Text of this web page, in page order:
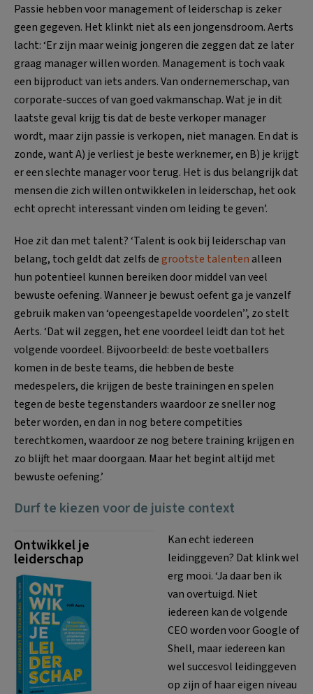
Passie hebben voor management of leiderschap is zeker
geen gegeven. Het klinkt niet als een jongensdroom. Aerts
lacht: ‘Er zijn maar weinig jongeren die zeggen dat ze later
graag manager willen worden. Management is toch vaak
een bijproduct van iets anders. Van ondernemerschap, van
corporate-succes of van goed vakmanschap. Wat je in dit
laatste geval krijg tis dat de beste verkoper manager
wordt, maar zijn passie is verkopen, niet managen. En dat is
zonde, want A) je verliest je beste werknemer, en B) je krijgt
er een slechte manager voor terug. Het is dus belangrijk dat
mensen die zich willen ontwikkelen in leiderschap, het ook
echt oprecht interessant vinden om leiding te geven’.
Hoe zit dan met talent? ‘Talent is ook bij leiderschap van
belang, toch geldt dat zelfs degrootste talentenalleen
hun potentieel kunnen bereiken door middel van veel
bewuste oefening. Wanneer je bewust oefent ga je vanzelf
gebruik maken van ‘opeengestapelde voordelen’’, zo stelt
Aerts. ‘Dat wil zeggen, het ene voordeel leidt dan tot het
volgende voordeel. Bijvoorbeeld: de beste voetballers
komen in de beste teams, die hebben de beste
medespelers, die krijgen de beste trainingen en spelen
tegen de beste tegenstanders waardoor ze sneller nog
beter worden, en dan in nog betere competities
terechtkomen, waardoor ze nog betere training krijgen en
zo blijft het maar doorgaan. Maar het begint altijd met
bewuste oefening.’
Durf te kiezen voor de juiste context
Ontwikkel je
leiderschap
Kan echt iedereen
leidinggeven? Dat klink wel
erg mooi. ‘Ja daar ben ik
van overtuigd. Niet
iedereen kan de volgende
CEO worden voor Google of
Shell, maar iedereen kan
wel succesvol leidinggeven
op zijn of haar eigen niveau